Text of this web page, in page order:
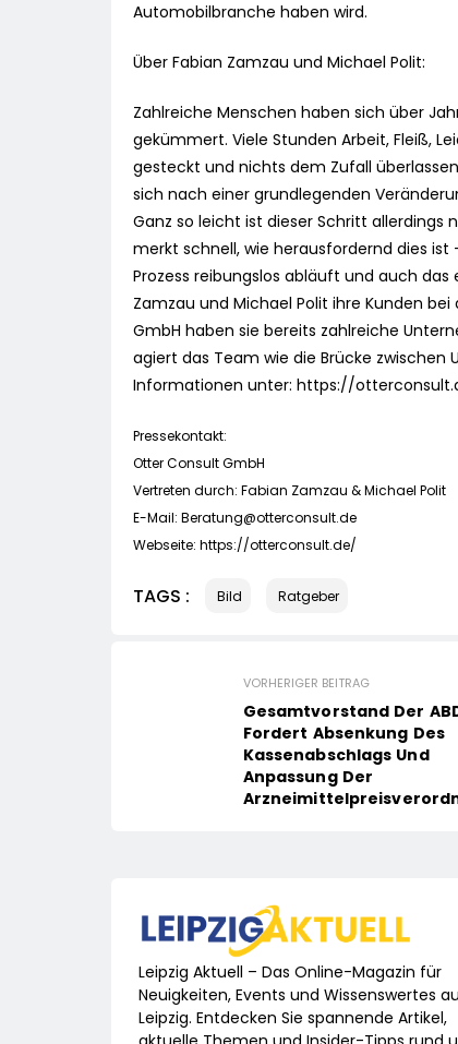
Automobilbranche haben wird.
Über Fabian Zamzau und Michael Polit:
Zahlreiche Menschen haben sich über
gekümmert. Viele Stunden Arbeit, Fleiß,
gesteckt und nichts dem Zufall
sich nach einer grundlegenden
Ganz so leicht ist dieser Schritt allerdings
merkt schnell, wie herausfordernd dies
Prozess reibungslos abläuft und auch
Zamzau und Michael Polit ihre Kunden
GmbH haben sie bereits zahlreiche
agiert das Team wie die Brücke
Informationen unter: https://
Pressekontakt:
Otter Consult GmbH
Vertreten durch: Fabian Zamzau & Michael Polit
E-Mail: Beratung@otterconsult.de
Webseite: https://otterconsult.de/
TAGS : Bild Ratgeber
VORHERIGER BEITRAG
Gesamtvorstand Der
Fordert Absenkung Des
Kassenabschlags Und
Anpassung Der
Leipzig Aktuell – Das Online-Magazin für
Neuigkeiten, Events und Wissenswertes
Leipzig. Entdecken Sie spannende Artikel,